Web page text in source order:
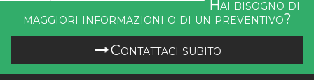
Hai bisogno di
maggiori informazioni o di un preventivo?
Contattaci subito